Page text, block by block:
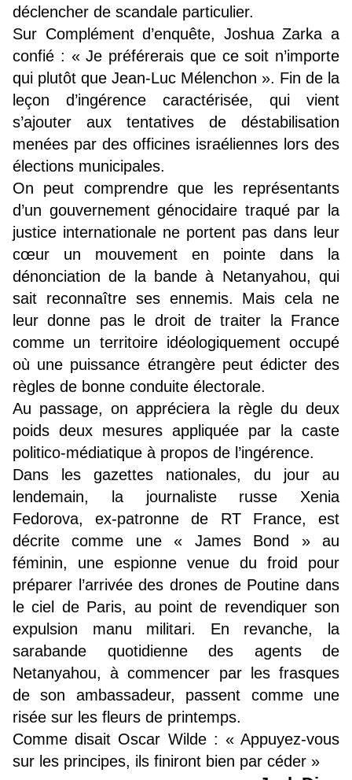
déclencher de scandale particulier.
Sur Complément d’enquête, Joshua Zarka a
confié : « Je préférerais que ce soit n’importe
qui plutôt que Jean-Luc Mélenchon ». Fin de la
leçon d’ingérence caractérisée, qui vient
s’ajouter aux tentatives de déstabilisation
menées par des officines israéliennes lors des
élections municipales.
On peut comprendre que les représentants
d’un gouvernement génocidaire traqué par la
justice internationale ne portent pas dans leur
cœur un mouvement en pointe dans la
dénonciation de la bande à Netanyahou, qui
sait reconnaître ses ennemis. Mais cela ne
leur donne pas le droit de traiter la France
comme un territoire idéologiquement occupé
où une puissance étrangère peut édicter des
règles de bonne conduite électorale.
Au passage, on appréciera la règle du deux
poids deux mesures appliquée par la caste
politico-médiatique à propos de l’ingérence.
Dans les gazettes nationales, du jour au
lendemain, la journaliste russe Xenia
Fedorova, ex-patronne de RT France, est
décrite comme une « James Bond » au
féminin, une espionne venue du froid pour
préparer l’arrivée des drones de Poutine dans
le ciel de Paris, au point de revendiquer son
expulsion manu militari. En revanche, la
sarabande quotidienne des agents de
Netanyahou, à commencer par les frasques
de son ambassadeur, passent comme une
risée sur les fleurs de printemps.
Comme disait Oscar Wilde : « Appuyez-vous
sur les principes, ils finiront bien par céder »